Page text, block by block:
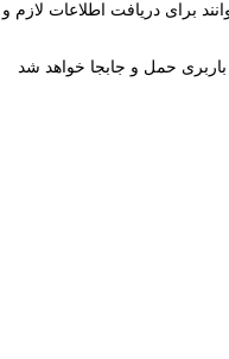
دریافت اطلاعات لازم